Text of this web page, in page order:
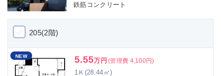
鉄筋コンクリート
205(2階)
NEW 5.55万円 (管理費 4,100円)
1Ｋ(28.44㎡)